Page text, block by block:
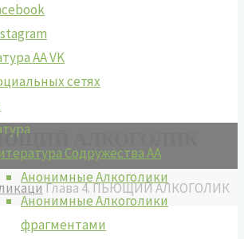
АА VK
сетях
Содружества АА
Анонимные Алкоголики
Анонимные Алкоголики
фрагментами
АЛКОГОЛИК
Глава 4. ПЬЮЩИЙ АЛКОГОЛИК